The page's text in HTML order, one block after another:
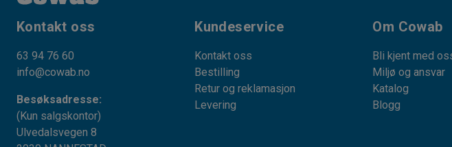
Kontakt oss
63 94 76 60
info@cowab.no
Besøksadresse:
(Kun salgskontor)
Ulvedalsvegen 8
Kundeservice
Kontakt oss
Bestilling
Retur og reklamasjon
Levering
Om Cowab
Bli kjent med
Miljø og ansvar
Katalog
Blogg